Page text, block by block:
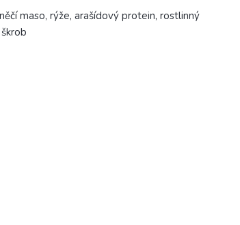
maso, rýže, arašídový protein, rostlinný